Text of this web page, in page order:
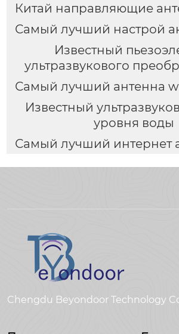
Китай направляющие
Самый лучший настрой
Известный
ультразвукового
Самый лучший антенна
Известный
уровня воды
Самый лучший интернет
Chengdu Beyondoor Technology